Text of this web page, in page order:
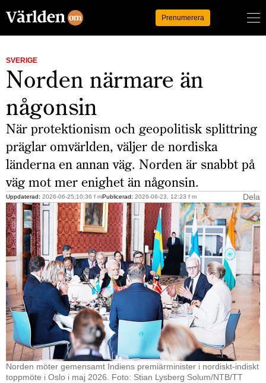
Prenumerera
SVERIGE
Norden närmare än
någonsin
När protektionism och geopolitisk splittring
präglar omvärlden, väljer de nordiska
länderna en annan väg. Norden är snabbt på
väg mot mer enighet än någonsin.
Uppdaterad: 2026-06-25,10:36 f mPublicerad: 2026-06-23, 12:23 f m Dela
Norden möter gemensamt Indiens premiärminister i nordiskt-indiskt
toppmöte i Oslo i maj 2026. Foto: Stian Lysberg Solum/NTB/TT